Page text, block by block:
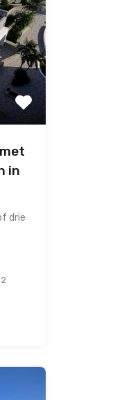
in
drie